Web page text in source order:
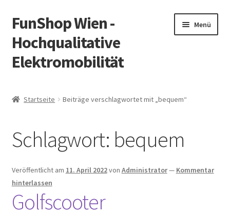
Zur
Navigation
springen
Zum
Inhalt
springen
FunShop Wien -
Hochqualitative
Elektromobilität
Menü
Vorsicht Internetbetrug
Über FunShop
öffnen
Impressum
Startseite Beiträge verschlagwortet mit „bequem“
Schlagwort: bequem
Veröffentlicht am 11. April 2022von Administrator— Kommentar
hinterlassen
Golfscooter